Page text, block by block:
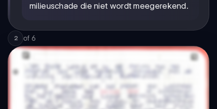
milieuschade die niet wordt meegerekend.
2 of 6